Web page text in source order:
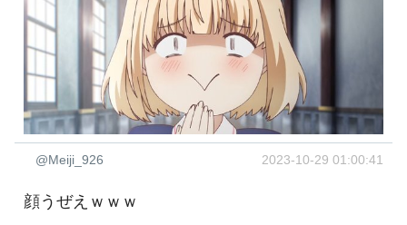
@Meiji_926 2023-10-29 01:00:41
顔うぜえｗｗｗ